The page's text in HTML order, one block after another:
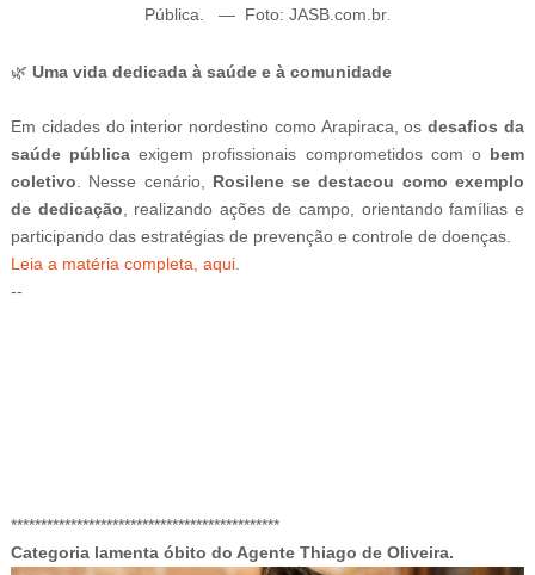
Pública.
— Foto: JASB.com.br.
🌿 Uma vida dedicada à saúde e à comunidade
Em cidades do interior nordestino como Arapiraca, osdesafios da
saúde pública exigem profissionais comprometidos com o bem
coletivo . Nesse cenário, Rosilene se destacou como exemplo
de dedicação , realizando ações de campo, orientando famílias e
participando das estratégias de prevenção e controle de doenças.
Leia a matéria completa, aqui.
--
*********************************************
Categoria lamenta óbito do Agente Thiago de Oliveira.